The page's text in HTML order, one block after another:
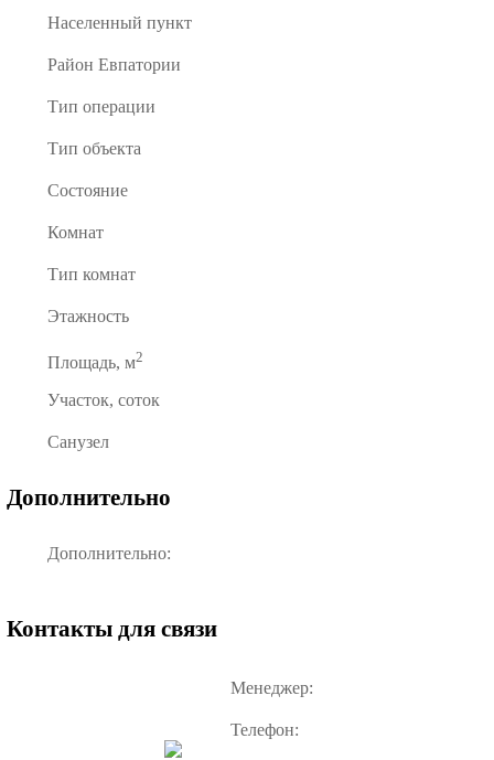
Населенный пункт
Район Евпатории
Тип операции
Тип объекта
Состояние
Комнат
Тип комнат
Этажность
Площадь, м2
Участок, соток
Санузел
Дополнительно
Дополнительно:
Контакты для связи
Менеджер:
Телефон: